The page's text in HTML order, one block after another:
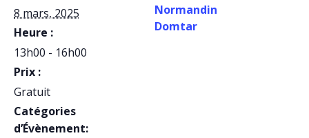
8 mars, 2025
Heure :
13h00 - 16h00
Prix :
Gratuit
Catégories
d’Évènement:
Normandin
Domtar